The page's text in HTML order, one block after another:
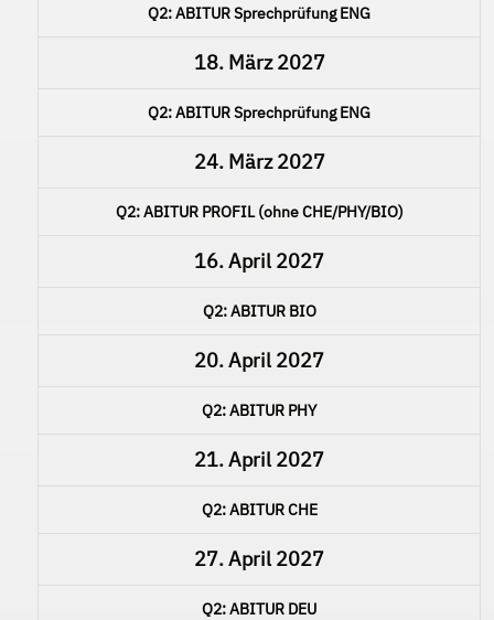
Q2: ABITUR Sprechprüfung ENG
18. März 2027
Q2: ABITUR Sprechprüfung ENG
24. März 2027
Q2: ABITUR PROFIL (ohne CHE/PHY/BIO)
16. April 2027
Q2: ABITUR BIO
20. April 2027
Q2: ABITUR PHY
21. April 2027
Q2: ABITUR CHE
27. April 2027
Q2: ABITUR DEU